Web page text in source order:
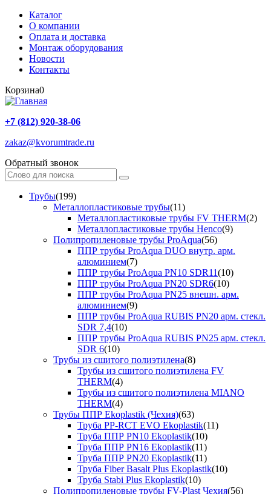
Каталог
О компании
Оплата и доставка
Монтаж оборудования
Новости
Контакты
Корзина0
+7 (812) 920-38-06
zakaz@kvorumtrade.ru
Обратный звонок
Трубы(199)
Металлопластиковые трубы(11)
Металлопластиковые трубы FV THERM(2)
Металлопластиковые трубы Henco(9)
Полипропиленовые трубы ProAqua(56)
ППР трубы ProAqua DUO внутр. арм.
алюминием(7)
ППР трубы ProAqua PN10 SDR11(10)
ППР трубы ProAqua PN20 SDR6(10)
ППР трубы ProAqua PN25 внешн. арм.
алюминием(9)
ППР трубы ProAqua RUBIS PN20 арм. стекл.
SDR 7,4(10)
ППР трубы ProAqua RUBIS PN25 арм. стекл.
SDR 6(10)
Трубы из сшитого полиэтилена(8)
Трубы из сшитого полиэтилена FV
THERM(4)
Трубы из сшитого полиэтилена MIANO
THERM(4)
Трубы ППР Ekoplastik (Чехия)(63)
Труба PP-RCT EVO Ekoplastik(11)
Труба ППР PN10 Ekoplastik(10)
Труба ППР PN16 Ekoplastik(11)
Труба ППР PN20 Ekoplastik(11)
Труба Fiber Basalt Plus Ekoplastik(10)
Труба Stabi Plus Ekoplastik(10)
Полипропиленовые трубы FV-Plast Чехия(56)